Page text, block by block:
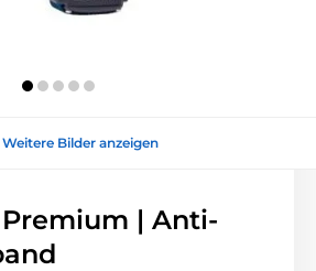
Weitere Bilder anzeigen
| Anti-